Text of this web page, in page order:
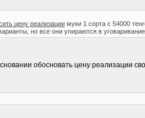
цену реализациимуки 1 сорта с 54000
но все они упираются в
обосновать цену реализации